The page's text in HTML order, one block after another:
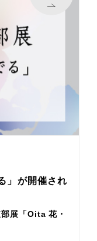
」が開催され
展「Oita 花・